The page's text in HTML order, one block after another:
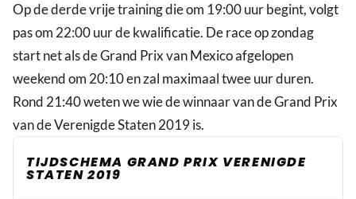
Op de derde vrije training die om 19:00 uur begint, volgt
pas om 22:00 uur de kwalificatie. De race op zondag
start net als de Grand Prix van Mexico afgelopen
weekend om 20:10 en zal maximaal twee uur duren.
Rond 21:40 weten we wie de winnaar van de Grand Prix
van de Verenigde Staten 2019 is.
TIJDSCHEMA GRAND PRIX VERENIGDE
STATEN 2019